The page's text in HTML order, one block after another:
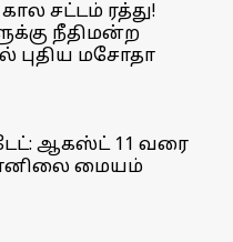
சட்டம் ரத்து!
நீதிமன்ற
மசோதா
ஆகஸ்ட் 11 வரை
மையம்